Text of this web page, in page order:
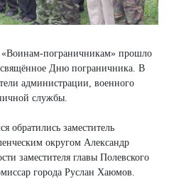
«Воинам-пограничникам» прошло
Дню пограничника. В
администрации, военного
службы.
обратились заместитель
округом Александр
заместителя главы Полевского
города Руслан Хаюмов.